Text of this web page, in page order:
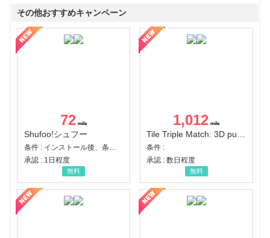
その他おすすめキャンペーン
72
Shufoo!シュフー
条件 : インストール後、条件達成
承認 : 1日程度
無料
1,012
Tile Triple Match: 3D puzzle
条件 :
承認 : 数日程度
無料